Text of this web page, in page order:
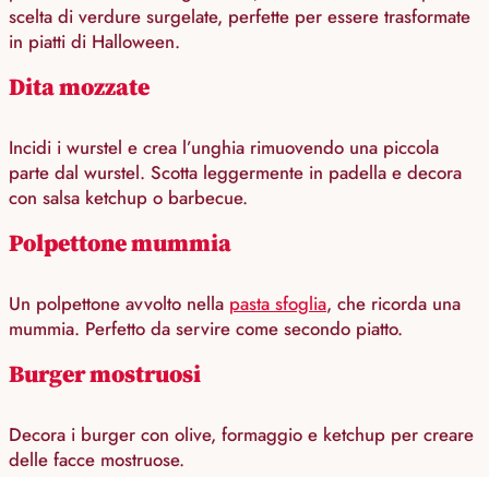
scelta di verdure surgelate, perfette per essere trasformate
in piatti di Halloween.
Dita mozzate
Incidi i wurstel e crea l’unghia rimuovendo una piccola
parte dal wurstel. Scotta leggermente in padella e decora
con salsa ketchup o barbecue.
Polpettone mummia
Un polpettone avvolto nella pasta sfoglia, che ricorda una
mummia. Perfetto da servire come secondo piatto.
Burger mostruosi
Decora i burger con olive, formaggio e ketchup per creare
delle facce mostruose.